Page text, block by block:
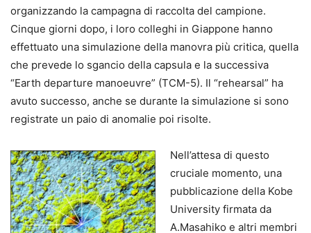
organizzando la campagna di raccolta del campione.
Cinque giorni dopo, i loro colleghi in Giappone hanno
effettuato una simulazione della manovra più critica, quella
che prevede lo sgancio della capsula e la successiva
“Earth departure manoeuvre” (TCM-5). Il “rehearsal” ha
avuto successo, anche se durante la simulazione si sono
registrate un paio di anomalie poi risolte.
Nell’attesa di questo
cruciale momento, una
pubblicazione della Kobe
University firmata da
A.Masahiko e altri membri